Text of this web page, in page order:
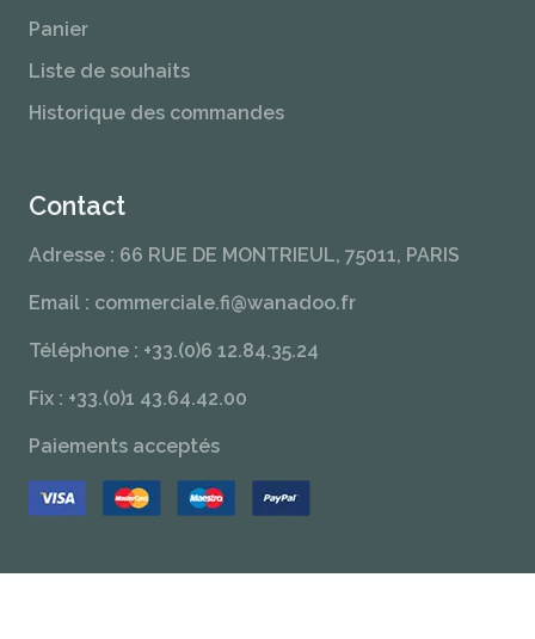
Panier
Liste de souhaits
Historique des commandes
Contact
Adresse : 66 RUE DE MONTRIEUL, 75011, PARIS
Email : commerciale.fi@wanadoo.fr
Téléphone : +33.(0)6 12.84.35.24
Fix : +33.(0)1 43.64.42.00
Paiements acceptés